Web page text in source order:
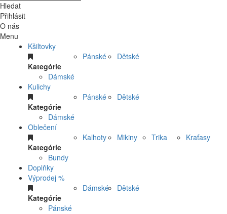
Hledat
Přihlásit
O nás
Menu
Kšiltovky
Kategórie
Dámské
Pánské Dětské
Kulichy
Kategórie
Dámské
Pánské Dětské
Oblečení
Kategórie
Bundy
Kalhoty Mikiny Trika Kraťasy
Doplňky
Výprodej %
Kategórie
Pánské
Dámské Dětské